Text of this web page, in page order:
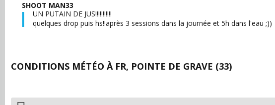
SHOOT MAN33
UN PUTAIN DE JUS!!!!!!!!!!!
quelques drop puis hs!!après 3 sessions dans la journée et 5h dans l'eau ;))
CONDITIONS MÉTÉO À FR, POINTE DE GRAVE (33)